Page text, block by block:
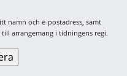
namn och e-postadress, samt
arrangemang i tidningens regi.